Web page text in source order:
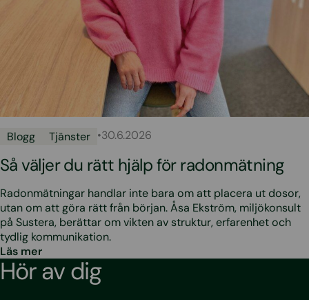
Blogg Tjänster •30.6.2026
Så väljer du rätt hjälp för radonmätning
Radonmätningar handlar inte bara om att placera ut dosor,
utan om att göra rätt från början. Åsa Ekström, miljökonsult
på Sustera, berättar om vikten av struktur, erfarenhet och
tydlig kommunikation.
Läs mer
Hör av dig